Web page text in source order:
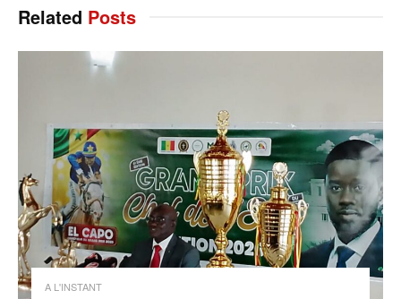
Related Posts
A L'INSTANT